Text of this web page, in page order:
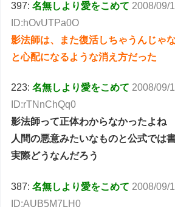
397:名無しより愛をこめて 2008/09/
ID:hOvUTPa0O
影法師は、また復活しちゃうんじゃ
と心配になるような消え方だった
223:名無しより愛をこめて 2008/09/
ID:rTNnChQq0
影法師って正体わからなかったよね
人間の悪意みたいなものと公式では
実際どうなんだろう
387:名無しより愛をこめて 2008/09/
ID:AUB5M7LH0